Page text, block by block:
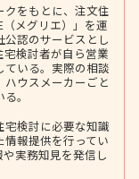
クをもとに、注文住
（メグリエ）」を運
認のサービスとし
検討者が自ら営業
いる。実際の相談
ウスメーカーごと
。
宅検討に必要な知識
報提供を行ってい
実務知見を発信し